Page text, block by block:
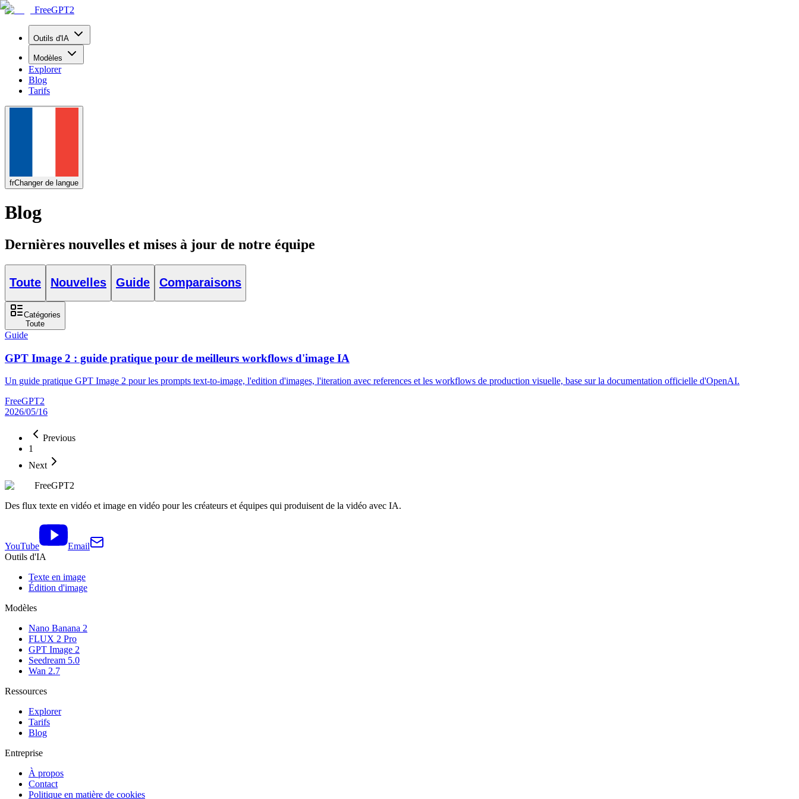
FreeGPT2
Outils d'IA
Modèles
Explorer
Blog
Tarifs
frChanger de langue
Blog
Dernières nouvelles et mises à jour de notre équipe
Toute Nouvelles Guide Comparaisons
Catégories
Toute
Guide
GPT Image 2 : guide pratique pour de meilleurs workflows d'image IA
Un guide pratique GPT Image 2 pour les prompts text-to-image, l'edition d'images, l'iteration avec references et les workflows de production visuelle, base sur la documentation officielle d'OpenAI.
FreeGPT2
2026/05/16
Previous
1
Next
FreeGPT2
Des flux texte en vidéo et image en vidéo pour les créateurs et équipes qui produisent de la vidéo avec IA.
YouTube
Email
Outils d'IA
Texte en image
Édition d'image
Modèles
Nano Banana 2
FLUX 2 Pro
GPT Image 2
Seedream 5.0
Wan 2.7
Ressources
Explorer
Tarifs
Blog
Entreprise
À propos
Contact
Politique en matière de cookies